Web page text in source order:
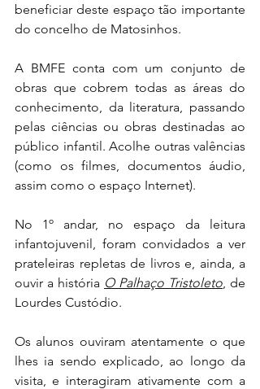
beneficiar deste espaço tão importante
do concelho de Matosinhos.
A BMFE conta com um conjunto de
obras que cobrem todas as áreas do
conhecimento, da literatura, passando
pelas ciências ou obras destinadas ao
público infantil. Acolhe outras valências
(como os filmes, documentos áudio,
assim como o espaço Internet).
No 1º andar, no espaço da leitura
infantojuvenil, foram convidados a ver
prateleiras repletas de livros e, ainda, a
ouvir a história O Palhaço Tristoleto, de
Lourdes Custódio.
Os alunos ouviram atentamente o que
lhes ia sendo explicado, ao longo da
visita, e interagiram ativamente com a